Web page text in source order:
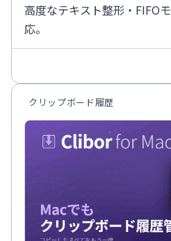
高度なテキスト整形・FIFO
応。
クリップボード履歴